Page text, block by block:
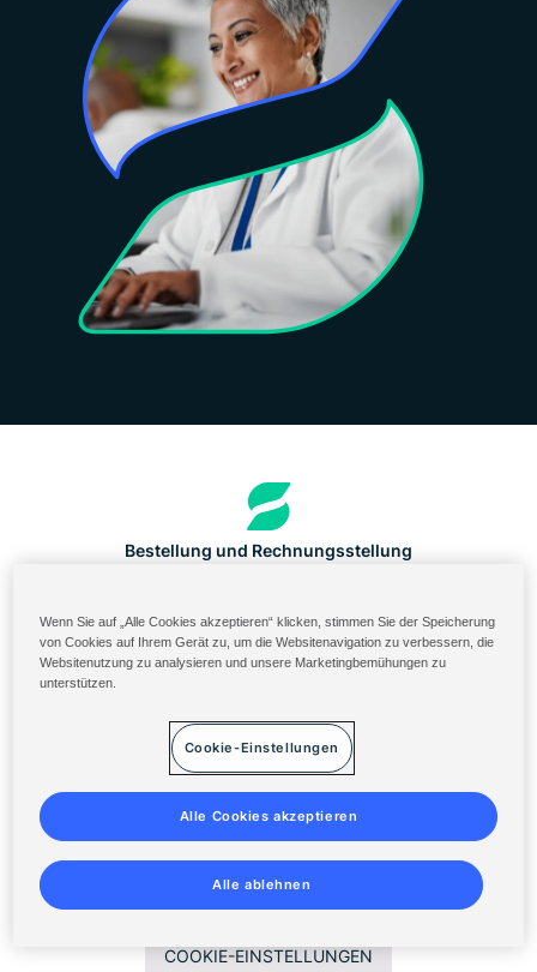
Bestellung und Rechnungsstellung
Solenis Cloud Login
Diversey ServiceNow
Datenschutzerklärung
Sitemap
©2014-2026 Solenis
COOKIE-EINSTELLUNGEN
Wenn Sie auf „Alle Cookies akzeptieren“ klicken, stimmen Sie der Speicherung
von Cookies auf Ihrem Gerät zu, um die Websitenavigation zu verbessern, die
Websitenutzung zu analysieren und unsere Marketingbemühungen zu
unterstützen.
Cookie-Einstellungen
Alle ablehnen
Alle Cookies akzeptieren